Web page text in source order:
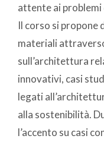
attente ai problemi
Il corso si propone
materiali
sull’architettura
innovativi, casi
legati
alla sostenibilità.
l’accento su casi